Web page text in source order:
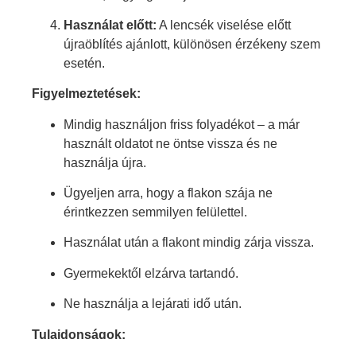
Használat előtt: A lencsék viselése előtt
újraöblítés ajánlott, különösen érzékeny szem
esetén.
Figyelmeztetések:
Mindig használjon friss folyadékot – a már
használt oldatot ne öntse vissza és ne
használja újra.
Ügyeljen arra, hogy a flakon szája ne
érintkezzen semmilyen felülettel.
Használat után a flakont mindig zárja vissza.
Gyermekektől elzárva tartandó.
Ne használja a lejárati idő után.
Tulajdonságok: